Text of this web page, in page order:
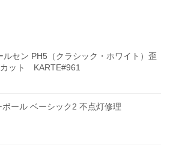
ルセン PH5（クラシック・ホワイト）歪
ット KARTE#961
ボール ベーシック2 不点灯修理